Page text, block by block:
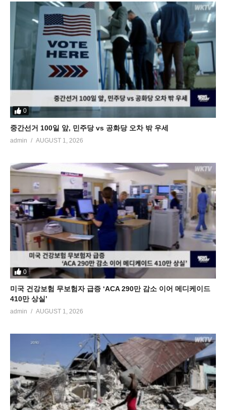
0
중간선거 100일 앞, 민주당 vs 공화당 오차 밖 우세
admin AUGUST 1, 2026
0
미국 건강보험 무보험자 급증 ‘ACA 290만 감소 이어 메디케이드
410만 상실’
admin AUGUST 1, 2026